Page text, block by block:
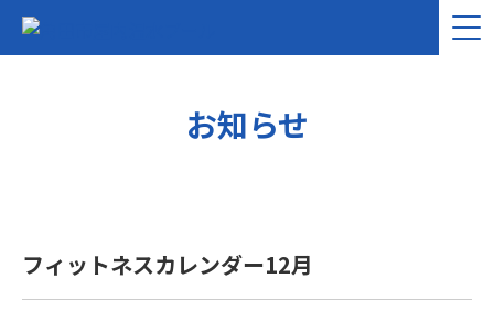
お知らせ
フィットネスカレンダー12月